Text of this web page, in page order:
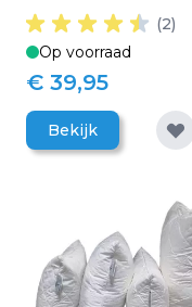
(2)
Op voorraad
€ 39,95
Bekijk